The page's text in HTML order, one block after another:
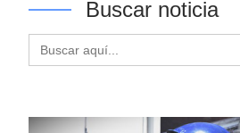
Buscar noticia
Buscar: